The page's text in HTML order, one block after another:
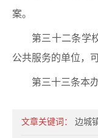
案。
第三十二条学
公共服务的单位，
第三十三条本
文章关键词： 边城